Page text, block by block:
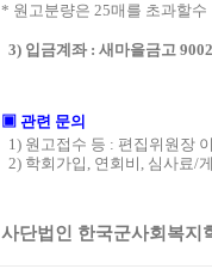
* 원고분량은 25매를 초과할수
3) 입금계좌 : 새마을금고
▣ 관련 문의
1) 원고접수 등 : 편집위원장
2) 학회가입 , 연회비 , 심사료/
사단법인 한국군사회복지